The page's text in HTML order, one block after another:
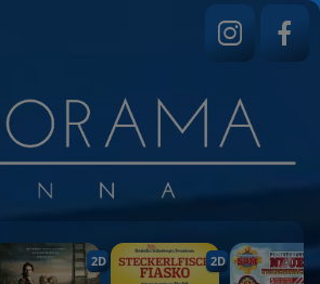
2D 2D